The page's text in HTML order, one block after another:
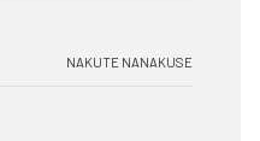
NAKUTE NANAKUSE